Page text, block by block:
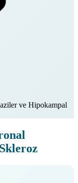
ve Hipokampal